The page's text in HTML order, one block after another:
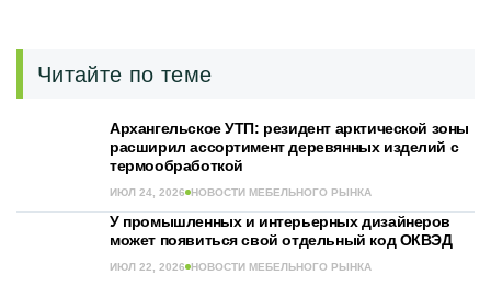
Читайте по теме
Архангельское УТП: резидент арктической зоны
расширил ассортимент деревянных изделий с
термообработкой
ИЮЛ 24, 2026 НОВОСТИ МЕБЕЛЬНОГО РЫНКА
У промышленных и интерьерных дизайнеров
может появиться свой отдельный код ОКВЭД
ИЮЛ 22, 2026 НОВОСТИ МЕБЕЛЬНОГО РЫНКА